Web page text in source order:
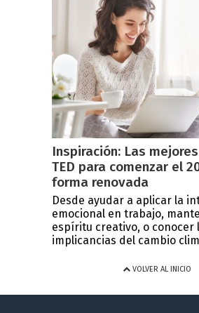
Inspiración: Las
TED para comenzar el
forma renovada
Desde ayudar a aplicar la
emocional en trabajo,
espíritu creativo, o conocer
implicancias del cambio
VOLVER AL INICIO